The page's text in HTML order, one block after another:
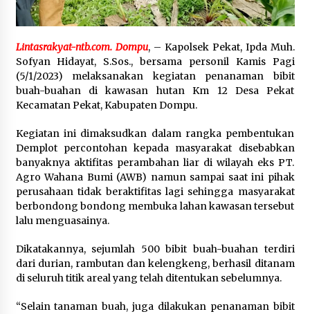
SATRESNARKOBA POLRES DOMPU AMANKAN
KEMPO, BELASAN PAKET DIDUGA SABU DISITA
1 bulan ago
Lintasrakyat-ntb.com. Dompu, – Kapolsek Pekat, Ipda Muh.
Sofyan Hidayat, S.Sos., bersama personil Kamis Pagi
(5/1/2023) melaksanakan kegiatan penanaman bibit
buah-buahan di kawasan hutan Km 12 Desa Pekat
Kecamatan Pekat, Kabupaten Dompu.
Kegiatan ini dimaksudkan dalam rangka pembentukan
Demplot percontohan kepada masyarakat disebabkan
banyaknya aktifitas perambahan liar di wilayah eks PT.
Agro Wahana Bumi (AWB) namun sampai saat ini pihak
perusahaan tidak beraktifitas lagi sehingga masyarakat
berbondong bondong membuka lahan kawasan tersebut
lalu menguasainya.
Dikatakannya, sejumlah 500 bibit buah-buahan terdiri
dari durian, rambutan dan kelengkeng, berhasil ditanam
di seluruh titik areal yang telah ditentukan sebelumnya.
“Selain tanaman buah, juga dilakukan penanaman bibit